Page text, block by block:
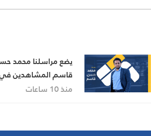
يضع مراسلنا محمد
قاسم المشاهدين
آخر التطورات في إيران،
والميدانية، إلى جانب
منذ 10 ساعات